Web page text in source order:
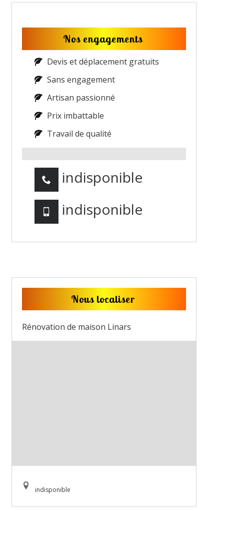
Nos engagements
Devis et déplacement gratuits
Sans engagement
Artisan passionné
Prix imbattable
Travail de qualité
indisponible
indisponible
Nous localiser
Rénovation de maison Linars
indisponible